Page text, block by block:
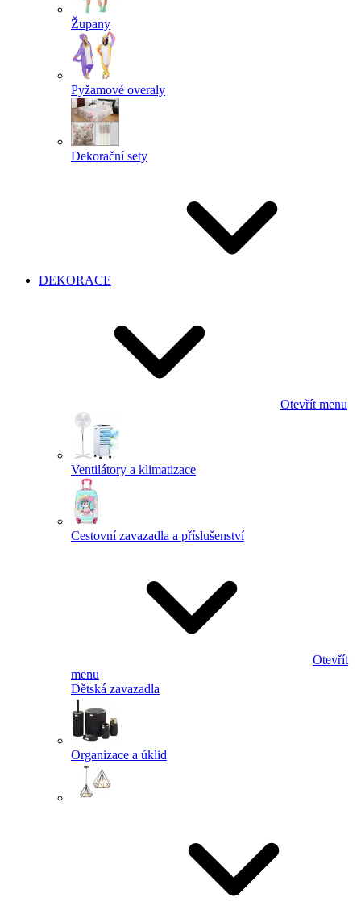
Župany
Pyžamové overaly
Dekorační sety
DEKORACE
Otevřít menu
Ventilátory a klimatizace
Cestovní zavazadla a příslušenství
Otevřít
menu
Dětská zavazadla
Organizace a úklid